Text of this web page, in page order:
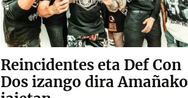
Reincidentes eta Def Con
Dos izango dira Amañako